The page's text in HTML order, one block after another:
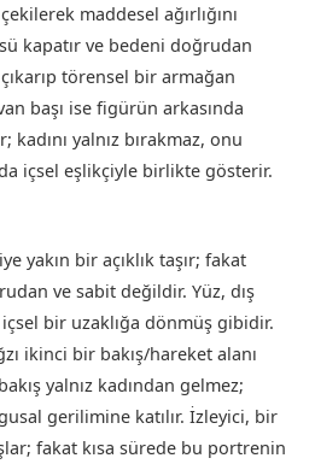
maddesel ağırlığını
kapatır ve bedeni doğrudan
törensel bir armağan
başı ise figürün arkasında
yalnız bırakmaz, onu
içsel eşlikçiyle birlikte gösterir.
yakın bir açıklık taşır; fakat
ve sabit değildir. Yüz, dış
bir uzaklığa dönmüş gibidir.
ikinci bir bakış/hareket alanı
yalnız kadından gelmez;
gerilimine katılır. İzleyici, bir
fakat kısa sürede bu portrenin